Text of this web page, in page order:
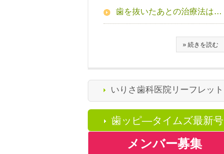
歯を抜いたあとの治療法は…
» 続きを読む
いりさ歯科医院リーフレット
歯ッピ―タイムズ最新号
メンバー募集